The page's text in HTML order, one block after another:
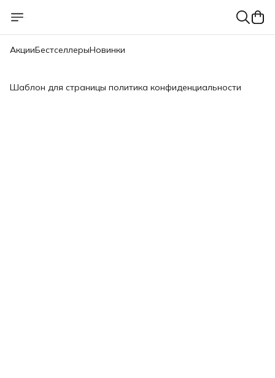
АкцииБестселлерыНовинки
Шаблон для страницы политика конфиденциальности